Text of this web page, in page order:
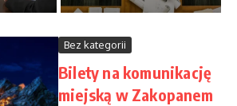
Bez kategorii
Bilety na komunikację
miejską w Zakopanem